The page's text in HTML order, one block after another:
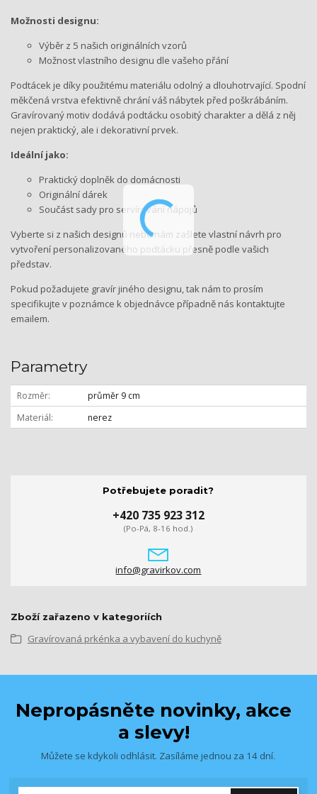
Možnosti designu:
Výběr z 5 našich originálních vzorů
Možnost vlastního designu dle vašeho přání
Podtácek je díky použitému materiálu odolný a dlouhotrvající. Spodní
měkčená vrstva efektivně chrání váš nábytek před poškrábáním.
Gravírovaný motiv dodává podtácku osobitý charakter a dělá z něj
nejen praktický, ale i dekorativní prvek.
Ideální jako:
Praktický doplněk do domácnosti
Originální dárek
Součást sady pro servírování nápojů
Vyberte si z našich designů nebo nám zašlete vlastní návrh pro
vytvoření personalizovaného podtácku přesně podle vašich
představ.
Pokud požadujete gravír jiného designu, tak nám to prosím
specifikujte v poznámce k objednávce případně nás kontaktujte
emailem.
Parametry
Rozměr
průměr 9 cm
Materiál
nerez
Potřebujete poradit?
+420 735 923 312
(Po-Pá, 8-16 hod.)
info@gravirkov.com
Zboží zařazeno v kategoriích
Gravírovaná prkénka a vybavení do kuchyně
Nepropásněte novinky, akce
a slevy!
Můžete se kdykoli odhlásit. Zasíláme jednou za 14 dní.